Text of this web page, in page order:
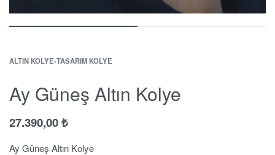
ALTIN KOLYE›TASARIM KOLYE
Ay Güneş Altın Kolye
27.390,00₺
Ay Güneş Altın Kolye